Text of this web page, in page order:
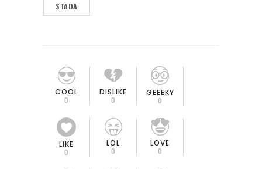
STADA
COOL
0
DISLIKE
0
GEEEKY
0
LIKE
0
LOL
0
LOVE
0